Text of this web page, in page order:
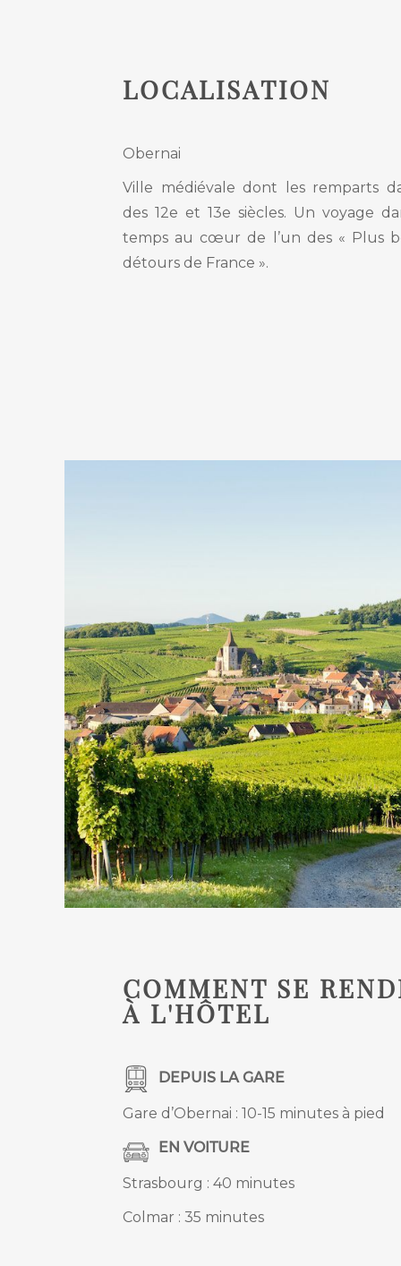
LOCALISATION
Obernai
Ville médiévale dont les remparts
des 12e et 13e siècles. Un voyage
temps au cœur de l’un des « Plus
détours de France ».
COMMENT SE
À L'HÔTEL
DEPUIS LA GARE
Gare d’Obernai : 10-15 minutes à pied
EN VOITURE
Strasbourg : 40 minutes
Colmar : 35 minutes